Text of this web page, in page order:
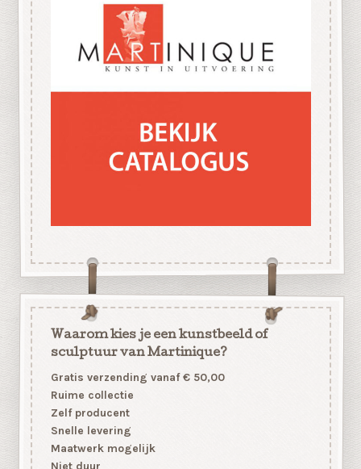
Waarom kies je een kunstbeeld of
sculptuur van Martinique?
Gratis verzending vanaf € 50,00
Ruime collectie
Zelf producent
Snelle levering
Maatwerk mogelijk
Niet duur